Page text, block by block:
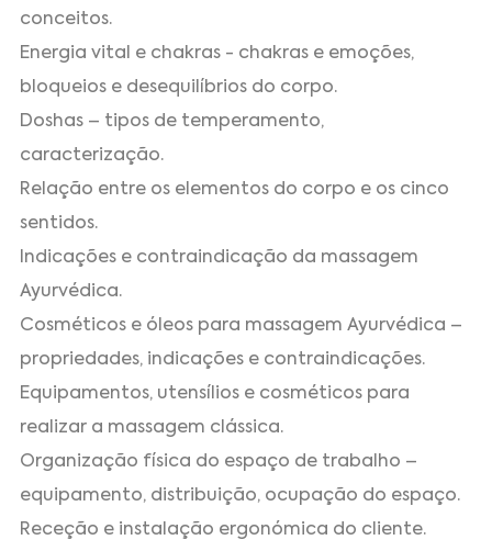
conceitos.
Energia vital e chakras - chakras e emoções,
bloqueios e desequilíbrios do corpo.
Doshas – tipos de temperamento,
caracterização.
Relação entre os elementos do corpo e os cinco
sentidos.
Indicações e contraindicação da massagem
Ayurvédica.
Cosméticos e óleos para massagem Ayurvédica –
propriedades, indicações e contraindicações.
Equipamentos, utensílios e cosméticos para
realizar a massagem clássica.
Organização física do espaço de trabalho –
equipamento, distribuição, ocupação do espaço.
Receção e instalação ergonómica do cliente.